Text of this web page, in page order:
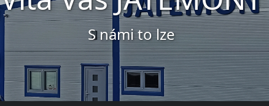
S námi to lze